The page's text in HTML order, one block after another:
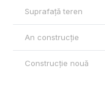
Suprafață teren
An construcție
Construcție nouă